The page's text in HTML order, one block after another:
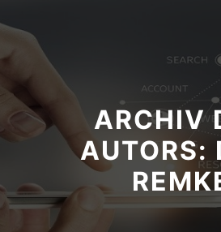
ARCHIV
AUTORS: